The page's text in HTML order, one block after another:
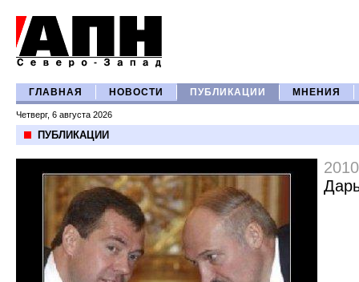
ГЛАВНАЯ НОВОСТИ ПУБЛИКАЦИИ МНЕНИЯ
Четверг, 6 августа 2026
ПУБЛИКАЦИИ